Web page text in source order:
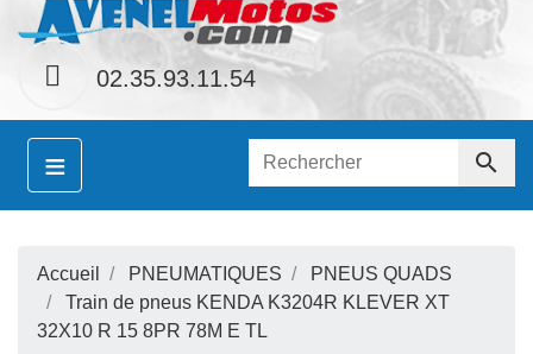
02.35.93.11.54
≡ 
Accueil PNEUMATIQUES
PNEUS QUADS
Train de pneus KENDA K3204R KLEVER XT
32X10 R 15 8PR 78M E TL